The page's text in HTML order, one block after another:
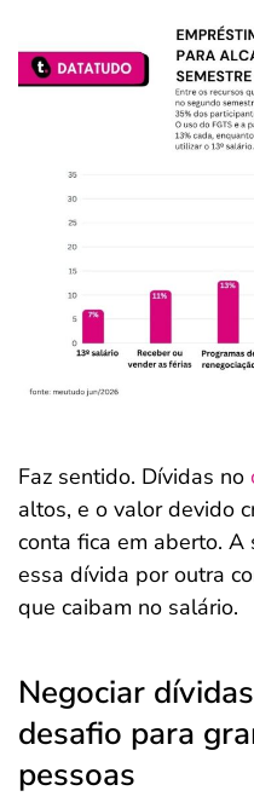
Faz sentido. Dívidas no
altos, e o valor devido
conta fica em aberto. A
essa dívida por outra
que caibam no salário.
Negociar
desafio para
pessoas